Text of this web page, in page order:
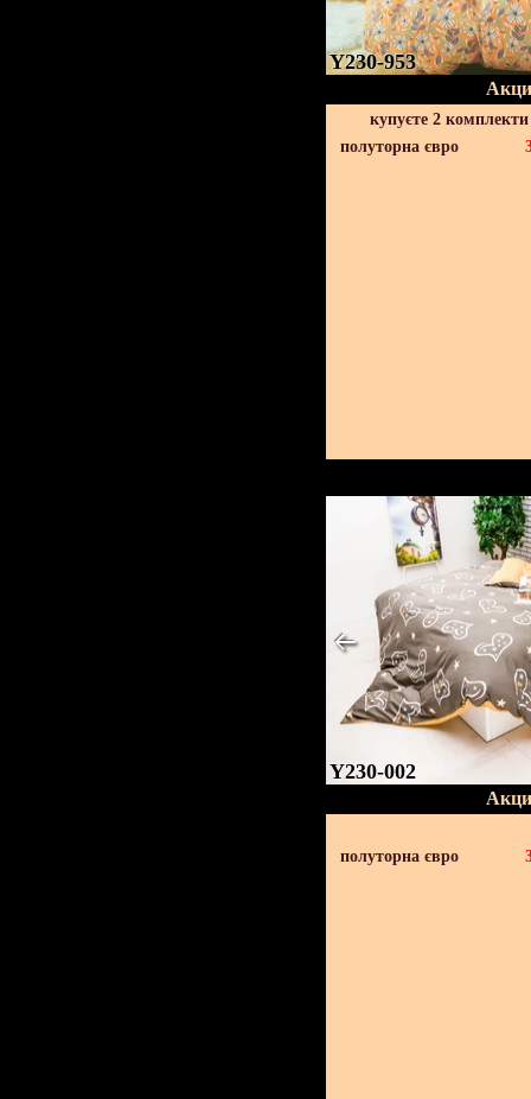
Y230-953
купуєте 2
полуторна євро
Y230-002
полуторна євро